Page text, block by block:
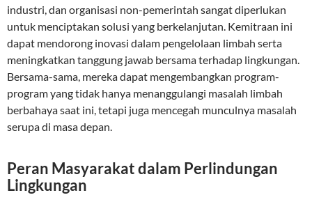
industri, dan organisasi non-pemerintah sangat diperlukan
untuk menciptakan solusi yang berkelanjutan. Kemitraan ini
dapat mendorong inovasi dalam pengelolaan limbah serta
meningkatkan tanggung jawab bersama terhadap lingkungan.
Bersama-sama, mereka dapat mengembangkan program-
program yang tidak hanya menanggulangi masalah limbah
berbahaya saat ini, tetapi juga mencegah munculnya masalah
serupa di masa depan.
Peran Masyarakat dalam Perlindungan
Lingkungan